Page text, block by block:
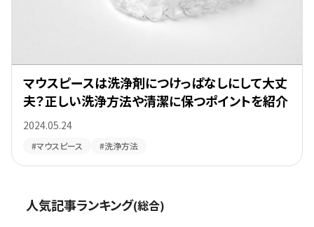
2024.05.24
マウスピースは洗浄剤につけっぱなしにして大丈
夫？正しい洗浄方法や清潔に保つポイントを紹介
#マウスピース #洗浄方法
人気記事ランキング(総合)